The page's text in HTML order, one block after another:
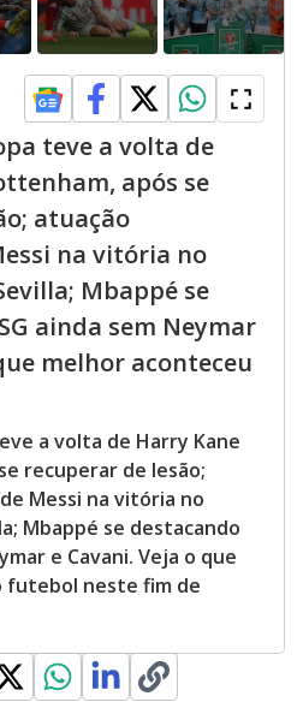
teve a volta de
após se
atuação
na vitória no
Mbappé se
ainda sem Neymar
melhor aconteceu
a volta de Harry Kane
recuperar de lesão;
Messi na vitória no
Mbappé se destacando
e Cavani. Veja o que
futebol neste fim de